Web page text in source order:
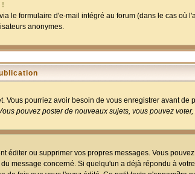
!
le formulaire d'e-mail intégré au forum (dans le cas où
anonymes.
pourriez avoir besoin de vous enregistrer avant de
pouvez poster de nouveaux sujets, vous pouvez voter,
éditer ou supprimer vos propres messages. Vous
du message concerné. Si quelqu'un a déjà répondu à